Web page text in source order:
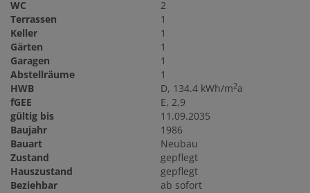
WC
2
Terrassen
1
Keller
1
Gärten
1
Garagen
1
Abstellräume
1
HWB
D, 134.4 kWh/m2a
fGEE
E, 2,9
gültig bis
11.09.2035
Baujahr
1986
Bauart
Neubau
Zustand
gepflegt
Hauszustand
gepflegt
Beziehbar
ab sofort